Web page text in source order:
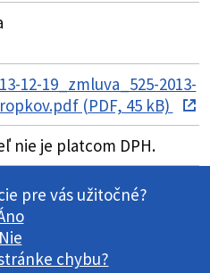
12-19_zmluva_525-2013-
(PDF, 45 kB)
nie je platcom DPH.
pre vás užitočné?
Nie
chybu?